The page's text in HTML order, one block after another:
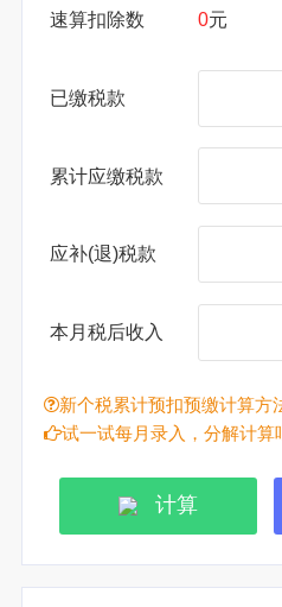
速算扣除数 0元
已缴税款
累计应缴税款
应补(退)税款
本月税后收入
新个税累计预扣预缴计算方
试一试每月录入，分解计算
计算